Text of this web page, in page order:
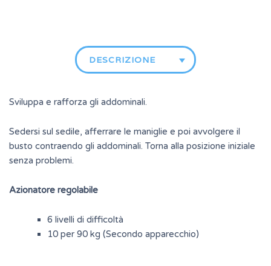
DESCRIZIONE
Sviluppa e rafforza gli addominali.
Sedersi sul sedile, afferrare le maniglie e poi avvolgere il
busto contraendo gli addominali. Torna alla posizione iniziale
senza problemi.
Azionatore regolabile
6 livelli di difficoltà
10 per 90 kg (Secondo apparecchio)